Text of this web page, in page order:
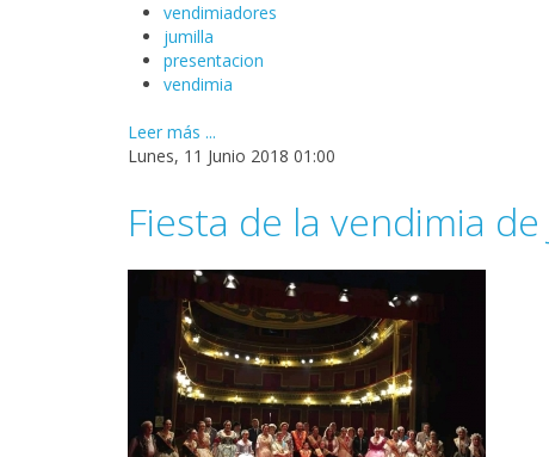
vendimiadores
jumilla
presentacion
vendimia
Leer más ...
Lunes, 11 Junio 2018 01:00
Fiesta de la vendimia de